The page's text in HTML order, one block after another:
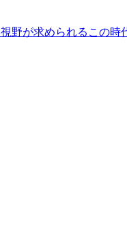
が求められるこの